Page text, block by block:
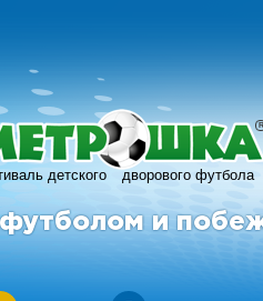
детского дворового футбола
R
и